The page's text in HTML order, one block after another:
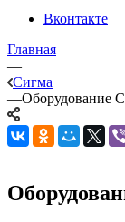
Вконтакте
Главная
—
Сигма
—Оборудование